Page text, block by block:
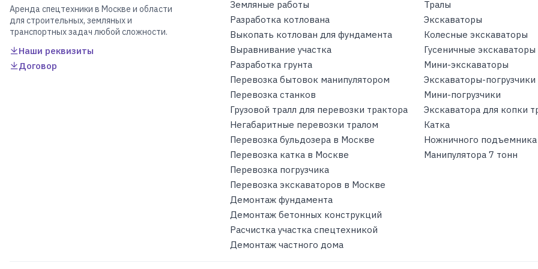
Аренда спецтехники в Москве и области
для строительных, земляных и
транспортных задач любой сложности.
Наши реквизиты
Договор
Земляные работы
Разработка котлована
Выкопать котлован для фундамента
Выравнивание участка
Разработка грунта
Перевозка бытовок манипулятором
Перевозка станков
Грузовой тралл для перевозки трактора
Негабаритные перевозки тралом
Перевозка бульдозера в Москве
Перевозка катка в Москве
Перевозка погрузчика
Перевозка экскаваторов в Москве
Демонтаж фундамента
Демонтаж бетонных конструкций
Расчистка участка спецтехникой
Демонтаж частного дома
Тралы
Экскаваторы
Колесные экскаваторы
Гусеничные экскаваторы
Мини-экскаваторы
Экскаваторы-погрузчики
Мини-погрузчики
Экскаватора для копки
Катка
Ножничного подъемника
Манипулятора 7 тонн